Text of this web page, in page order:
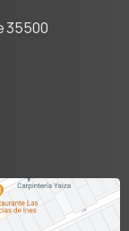
35500